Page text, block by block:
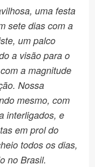
uma festa
sete dias com a
um palco
a visão para o
a magnitude
Nossa
mesmo, com
interligados, e
em prol do
todos os dias,
no Brasil.